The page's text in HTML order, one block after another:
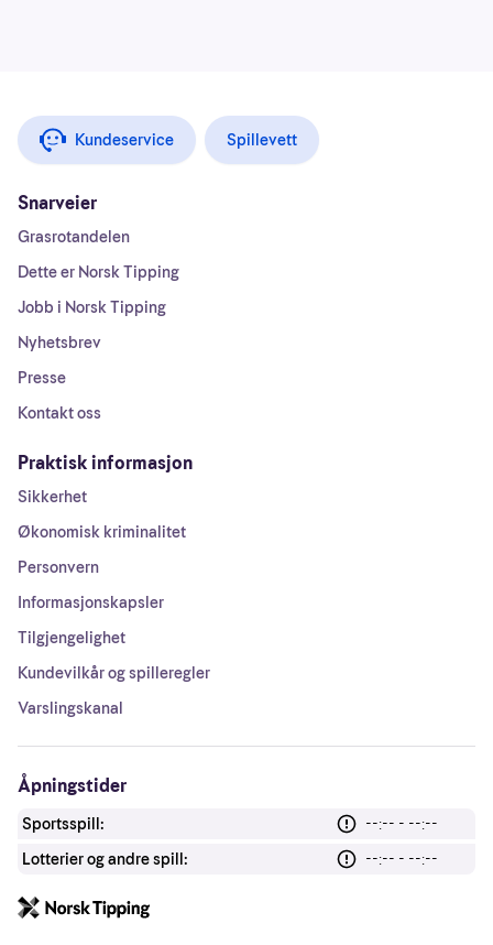
Kundeservice Spillevett
Snarveier
Grasrotandelen
Dette er Norsk Tipping
Jobb i Norsk Tipping
Nyhetsbrev
Presse
Kontakt oss
Praktisk informasjon
Sikkerhet
Økonomisk kriminalitet
Personvern
Informasjonskapsler
Tilgjengelighet
Kundevilkår og spilleregler
Varslingskanal
Åpningstider
Sportsspill:
--:-- - --:--
Lotterier og andre spill:
--:-- - --:--